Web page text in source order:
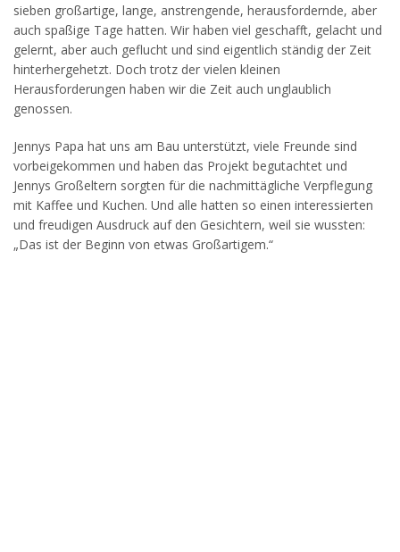
sieben großartige, lange, anstrengende, herausfordernde, aber
auch spaßige Tage hatten. Wir haben viel geschafft, gelacht und
gelernt, aber auch geflucht und sind eigentlich ständig der Zeit
hinterhergehetzt. Doch trotz der vielen kleinen
Herausforderungen haben wir die Zeit auch unglaublich
genossen.
Jennys Papa hat uns am Bau unterstützt, viele Freunde sind
vorbeigekommen und haben das Projekt begutachtet und
Jennys Großeltern sorgten für die nachmittägliche Verpflegung
mit Kaffee und Kuchen. Und alle hatten so einen interessierten
und freudigen Ausdruck auf den Gesichtern, weil sie wussten:
„Das ist der Beginn von etwas Großartigem.“